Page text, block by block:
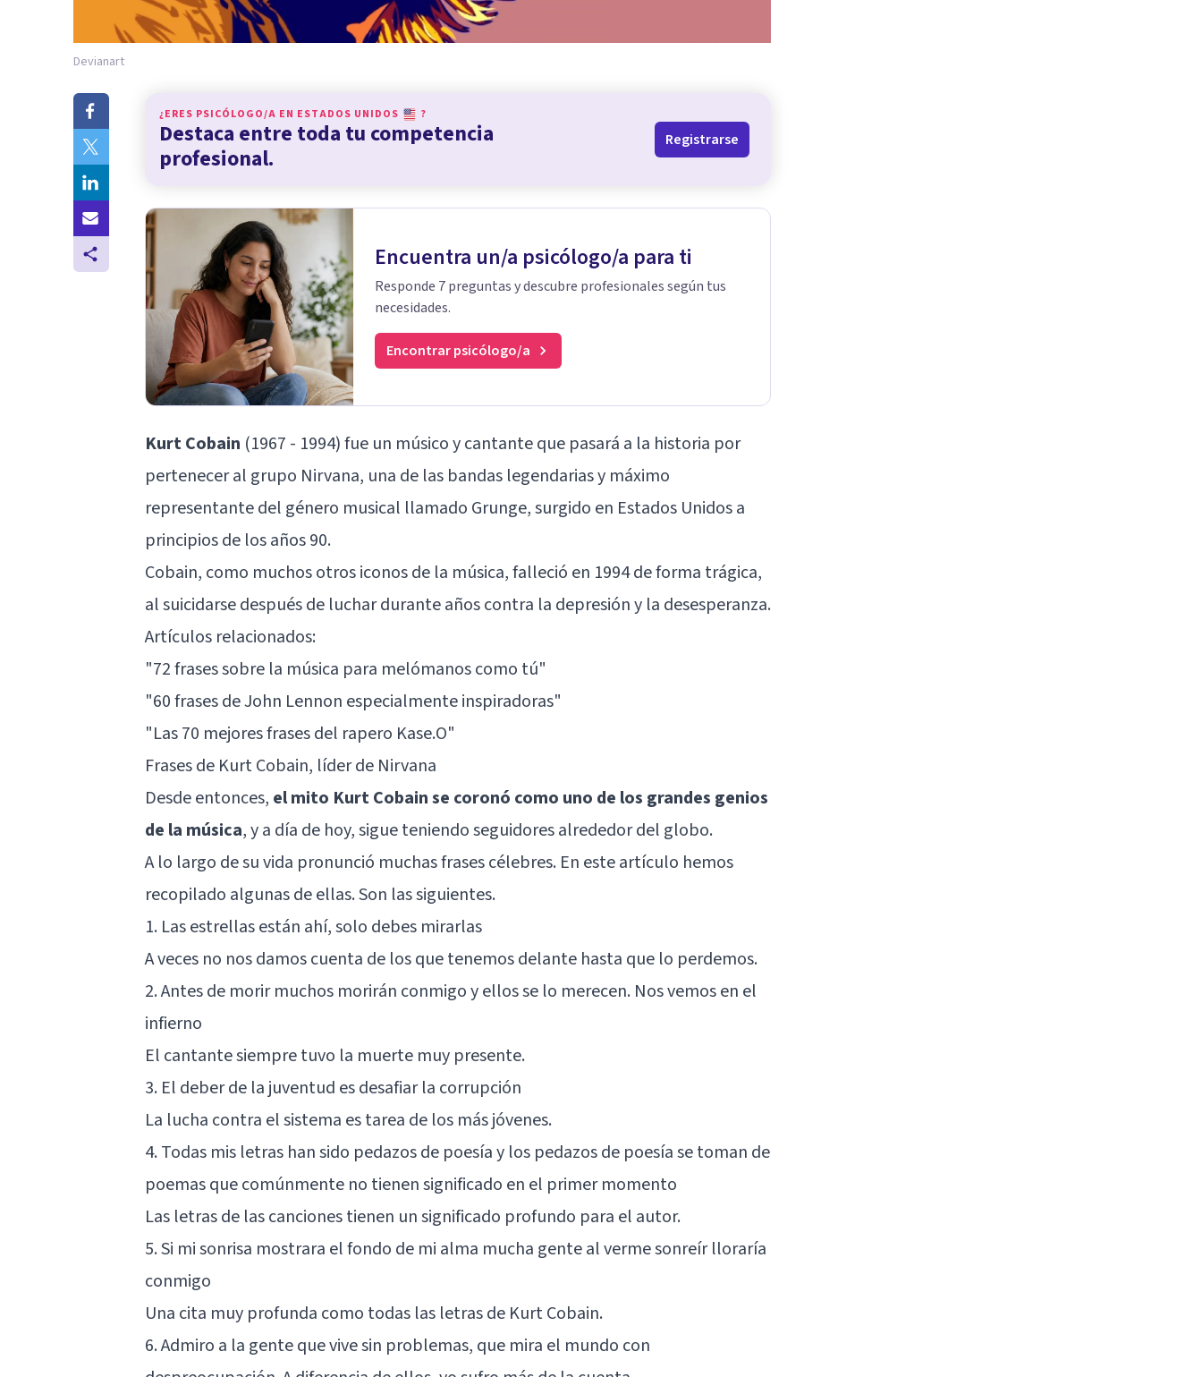
Devianart
¿ERES PSICÓLOGO/A EN ESTADOS UNIDOS ?
Destaca entre toda tu competencia
profesional.
Registrarse
Encuentra un/a psicólogo/a para ti
Responde 7 preguntas y descubre profesionales según tus
necesidades.
Encontrar psicólogo/a
Kurt Cobain (1967 - 1994) fue un músico y cantante que pasará a la historia por
pertenecer al grupo Nirvana, una de las bandas legendarias y máximo
representante del género musical llamado Grunge, surgido en Estados Unidos a
principios de los años 90.
Cobain, como muchos otros iconos de la música, falleció en 1994 de forma trágica,
al suicidarse después de luchar durante años contra la depresión y la desesperanza.
Artículos relacionados:
"72 frases sobre la música para melómanos como tú"
"60 frases de John Lennon especialmente inspiradoras"
"Las 70 mejores frases del rapero Kase.O"
Frases de Kurt Cobain, líder de Nirvana
Desde entonces, el mito Kurt Cobain se coronó como uno de los grandes genios
de la música, y a día de hoy, sigue teniendo seguidores alrededor del globo.
A lo largo de su vida pronunció muchas frases célebres. En este artículo hemos
recopilado algunas de ellas. Son las siguientes.
1. Las estrellas están ahí, solo debes mirarlas
A veces no nos damos cuenta de los que tenemos delante hasta que lo perdemos.
2. Antes de morir muchos morirán conmigo y ellos se lo merecen. Nos vemos en el
infierno
El cantante siempre tuvo la muerte muy presente.
3. El deber de la juventud es desafiar la corrupción
La lucha contra el sistema es tarea de los más jóvenes.
4. Todas mis letras han sido pedazos de poesía y los pedazos de poesía se toman de
poemas que comúnmente no tienen significado en el primer momento
Las letras de las canciones tienen un significado profundo para el autor.
5. Si mi sonrisa mostrara el fondo de mi alma mucha gente al verme sonreír lloraría
conmigo
Una cita muy profunda como todas las letras de Kurt Cobain.
6. Admiro a la gente que vive sin problemas, que mira el mundo con